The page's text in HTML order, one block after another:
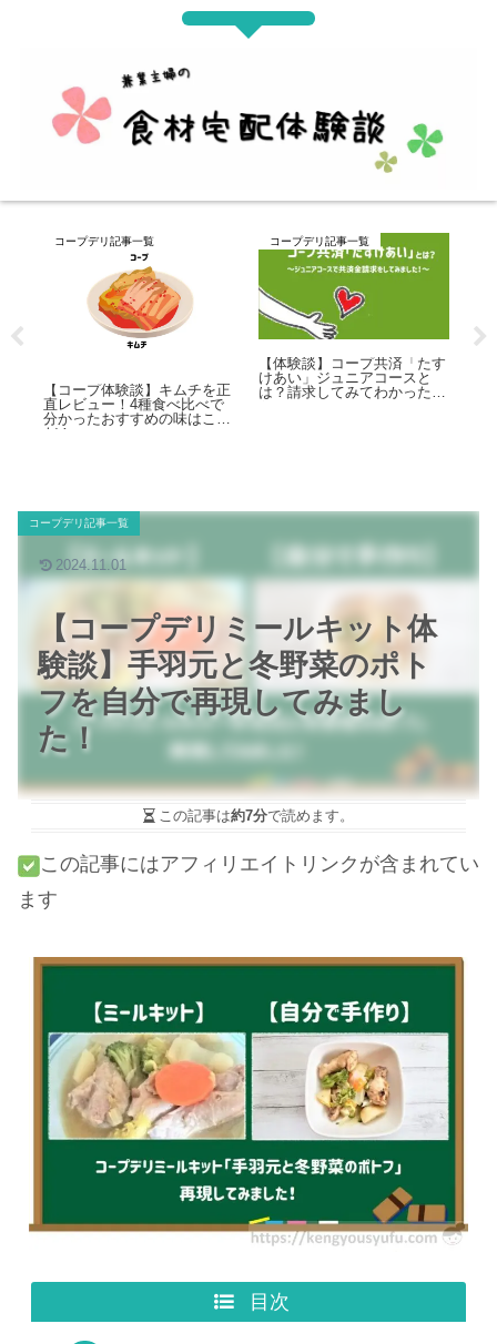
コープデリ記事一覧
【コープ体験談】旨だれ牛カ
ルビ丼の具 ご飯1杯では足
りない！
コープデリ記事一覧
【コープデリ体験談＆口コ
【コープデリミールキット体
験談】手羽元と冬野菜のポト
フを自分で再現してみまし
た！
コープデリ記事一覧
2024.11.01
この記事は約7分で読めます。
この記事にはアフィリエイトリンクが含まれてい
ます
目次